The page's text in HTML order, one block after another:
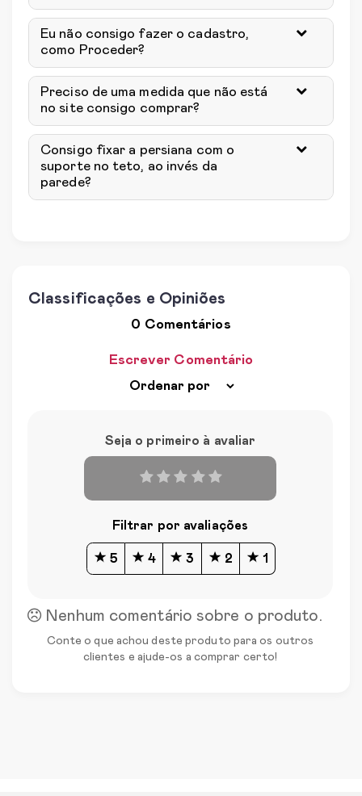
Eu não consigo fazer o cadastro,
como Proceder?
Preciso de uma medida que não está
no site consigo comprar?
Consigo fixar a persiana com o
suporte no teto, ao invés da
parede?
Classificações e Opiniões
0 Comentários
Escrever Comentário
Seja o primeiro à avaliar
Filtrar por avaliações
5 4 3 2 1
Nenhum comentário sobre o produto.
Conte o que achou deste produto para os outros
clientes e ajude-os a comprar certo!